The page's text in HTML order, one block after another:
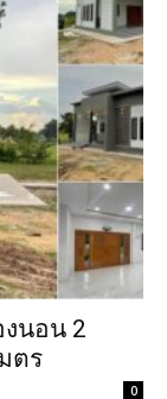
นอน 2
ตร
0